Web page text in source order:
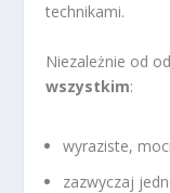
technikami.
Niezależnie od
wszystkim:
wyraziste,
zazwyczaj